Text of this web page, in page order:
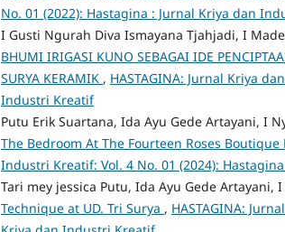
No. 01 (2022): Hastagina : Jurnal Kriya dan
I Gusti Ngurah Diva Ismayana Tjahjadi, I
BHUMI IRIGASI KUNO SEBAGAI IDE
SURYA KERAMIK , HASTAGINA: Jurnal Kriya
Industri Kreatif
Putu Erik Suartana, Ida Ayu Gede Artayani, I
The Bedroom At The Fourteen Roses
Industri Kreatif: Vol. 4 No. 01 (2024):
Tari mey jessica Putu, Ida Ayu Gede Artayani,
Technique at UD. Tri Surya , HASTAGINA: